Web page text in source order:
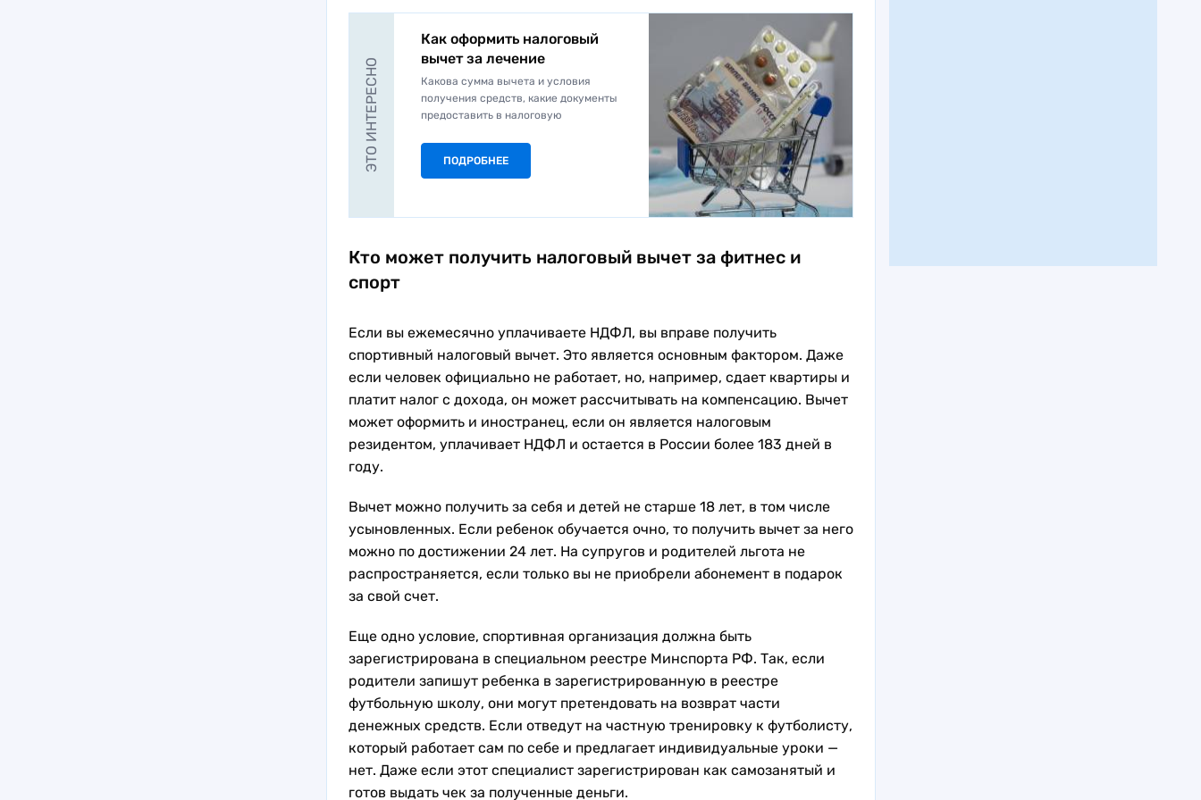
ЭТО ИНТЕРЕСНО
Как оформить налоговый
вычет за лечение
Какова сумма вычета и условия
получения средств, какие документы
предоставить в налоговую
ПОДРОБНЕЕ
Кто может получить налоговый вычет за фитнес и
спорт
Если вы ежемесячно уплачиваете НДФЛ, вы вправе получить
спортивный налоговый вычет. Это является основным фактором. Даже
если человек официально не работает, но, например, сдает квартиры и
платит налог с дохода, он может рассчитывать на компенсацию. Вычет
может оформить и иностранец, если он является налоговым
резидентом, уплачивает НДФЛ и остается в России более 183 дней в
году.
Вычет можно получить за себя и детей не старше 18 лет, в том числе
усыновленных. Если ребенок обучается очно, то получить вычет за него
можно по достижении 24 лет. На супругов и родителей льгота не
распространяется, если только вы не приобрели абонемент в подарок
за свой счет.
Еще одно условие, спортивная организация должна быть
зарегистрирована в специальном реестре Минспорта РФ. Так, если
родители запишут ребенка в зарегистрированную в реестре
футбольную школу, они могут претендовать на возврат части
денежных средств. Если отведут на частную тренировку к футболисту,
который работает сам по себе и предлагает индивидуальные уроки —
нет. Даже если этот специалист зарегистрирован как самозанятый и
готов выдать чек за полученные деньги.